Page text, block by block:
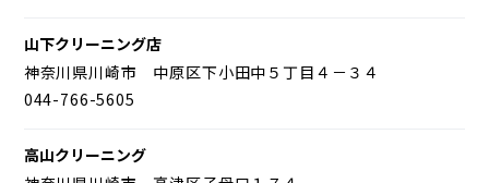
山下クリーニング店
神奈川県川崎市 中原区下小田中５丁目４－３４
044-766-5605
高山クリーニング